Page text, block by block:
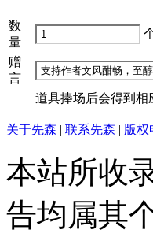
数
量
赠
言
道具捧场后会得到相
关于先森 | 联系先森 | 版权
本站所收
告均属其